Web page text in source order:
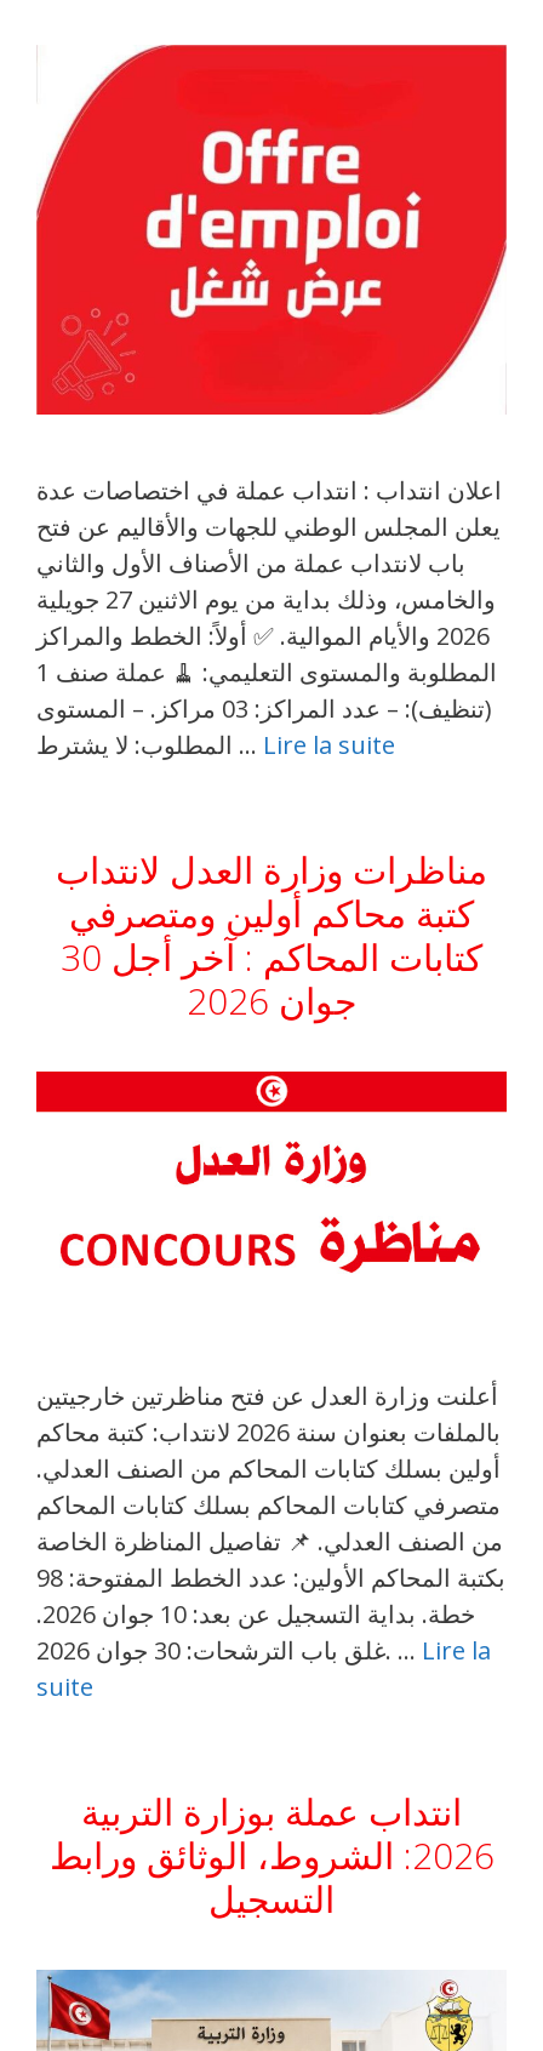
اعلان انتداب : انتداب عملة في اختصاصات عدة
يعلن المجلس الوطني للجهات والأقاليم عن فتح
باب لانتداب عملة من الأصناف الأول والثاني
والخامس، وذلك بداية من يوم الاثنين 27 جويلية
2026 والأيام الموالية. ✅ أولاً: الخطط والمراكز
المطلوبة والمستوى التعليمي: 🧹 عملة صنف 1
(تنظيف): – عدد المراكز: 03 مراكز. – المستوى
المطلوب: لا يشترط … Lire la suite
مناظرات وزارة العدل لانتداب
كتبة محاكم أولين ومتصرفي
كتابات المحاكم : آخر أجل 30
جوان 2026
أعلنت وزارة العدل عن فتح مناظرتين خارجيتين
بالملفات بعنوان سنة 2026 لانتداب: كتبة محاكم
أولين بسلك كتابات المحاكم من الصنف العدلي.
متصرفي كتابات المحاكم بسلك كتابات المحاكم
من الصنف العدلي. 📌 تفاصيل المناظرة الخاصة
بكتبة المحاكم الأولين: عدد الخطط المفتوحة: 98
خطة. بداية التسجيل عن بعد: 10 جوان 2026.
غلق باب الترشحات: 30 جوان 2026. … Lire la
suite
انتداب عملة بوزارة التربية
2026: الشروط، الوثائق ورابط
التسجيل